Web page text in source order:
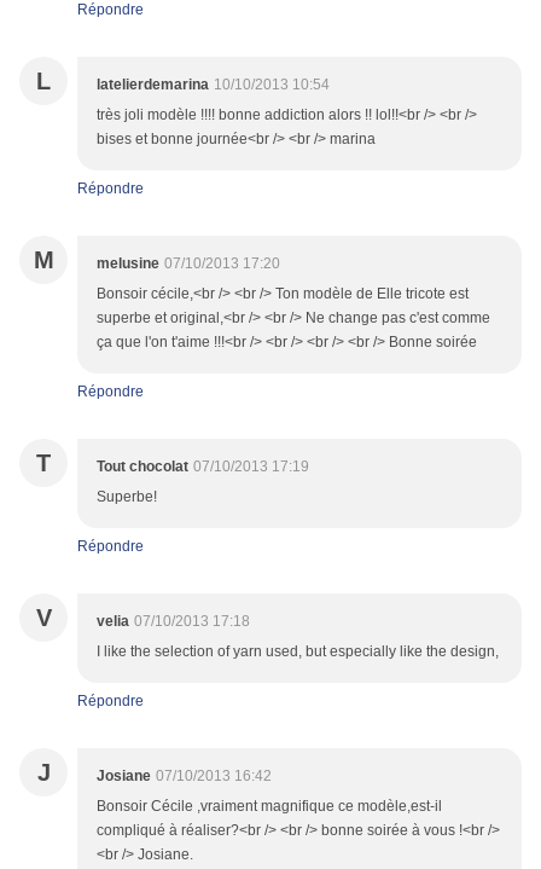
Répondre
L latelierdemarina 10/10/2013 10:54
très joli modèle !!!! bonne addiction alors !! lol!!<br /> <br />
bises et bonne journée<br /> <br /> marina
Répondre
M melusine 07/10/2013 17:20
Bonsoir cécile,<br /> <br /> Ton modèle de Elle tricote est
superbe et original,<br /> <br /> Ne change pas c'est comme
ça que l'on t'aime !!!<br /> <br /> <br /> <br /> Bonne soirée
Répondre
T Tout chocolat 07/10/2013 17:19
Superbe!
Répondre
V velia 07/10/2013 17:18
I like the selection of yarn used, but especially like the design,
Répondre
J Josiane 07/10/2013 16:42
Bonsoir Cécile ,vraiment magnifique ce modèle,est-il
compliqué à réaliser?<br /> <br /> bonne soirée à vous !<br />
<br /> Josiane.